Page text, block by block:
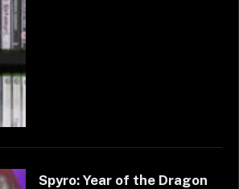
Spyro: Year of the Dragon